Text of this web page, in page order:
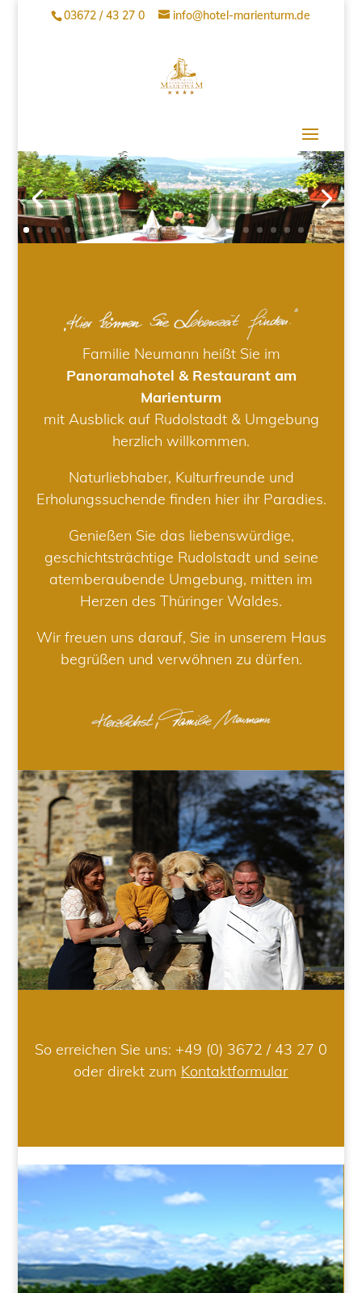
03672 / 43 27 0 info@hotel-marienturm.de
Familie Neumann heißt Sie im
Panoramahotel & Restaurant am
Marienturm
mit Ausblick auf Rudolstadt & Umgebung
herzlich willkommen.
Naturliebhaber, Kulturfreunde und
Erholungssuchende finden hier ihr Paradies.
Genießen Sie das liebenswürdige,
geschichtsträchtige Rudolstadt und seine
atemberaubende Umgebung, mitten im
Herzen des Thüringer Waldes.
Wir freuen uns darauf, Sie in unserem Haus
begrüßen und verwöhnen zu dürfen.
So erreichen Sie uns: +49 (0) 3672 / 43 27 0
oder direkt zum Kontaktformular